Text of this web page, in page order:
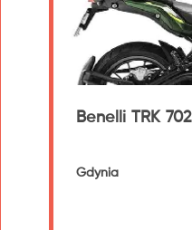
Benelli TRK 702
Gdynia